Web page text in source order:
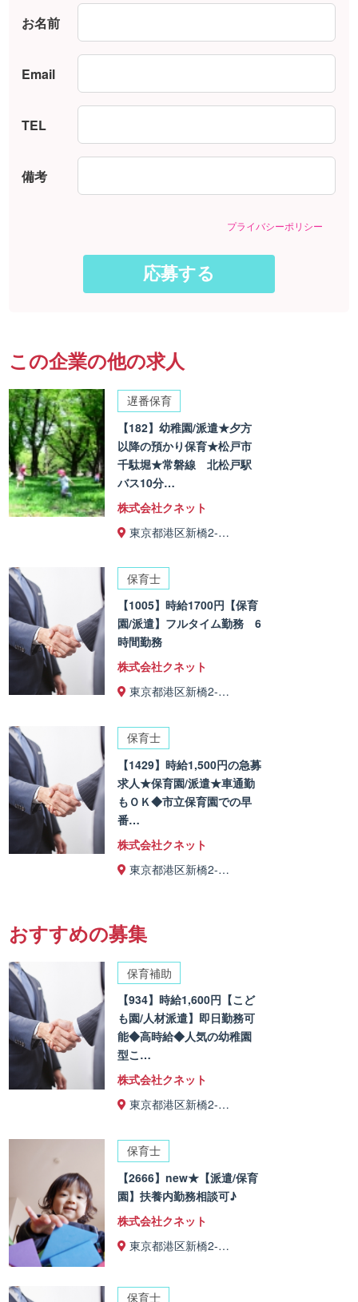
お名前
Email
TEL
備考
プライバシーポリシー
この企業の他の求人
遅番保育
【182】幼稚園/派遣★夕方
以降の預かり保育★松戸市
千駄堀★常磐線 北松戸駅
バス10分…
株式会社クネット
東京都港区新橋2-…
保育士
【1005】時給1700円【保育
園/派遣】フルタイム勤務 6
時間勤務
株式会社クネット
東京都港区新橋2-…
保育士
【1429】時給1,500円の急募
求人★保育園/派遣★車通勤
もＯＫ◆市立保育園での早
番…
株式会社クネット
東京都港区新橋2-…
おすすめの募集
保育補助
【934】時給1,600円【こど
も園/人材派遣】即日勤務可
能◆高時給◆人気の幼稚園
型こ…
株式会社クネット
東京都港区新橋2-…
保育士
【2666】new★【派遣/保育
園】扶養内勤務相談可♪
株式会社クネット
東京都港区新橋2-…
保育士